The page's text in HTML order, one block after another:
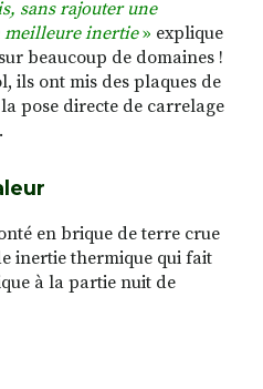
sans rajouter une
meilleure inertie» explique
beaucoup de domaines !
ils ont mis des plaques de
pose directe de carrelage
en brique de terre crue
inertie thermique qui fait
à la partie nuit de